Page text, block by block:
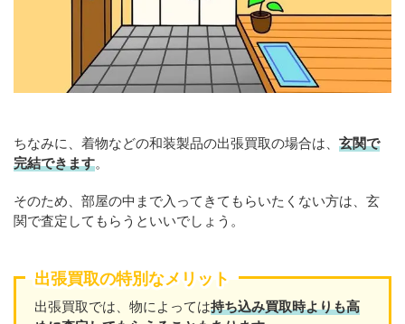
ちなみに、着物などの和装製品の出張買取の場合は、 玄関で
完結できます。
そのため、部屋の中まで入ってきてもらいたくない方は、玄
関で査定してもらうといいでしょう。
出張買取の特別なメリット
出張買取では、物によっては持ち込み買取時よりも高